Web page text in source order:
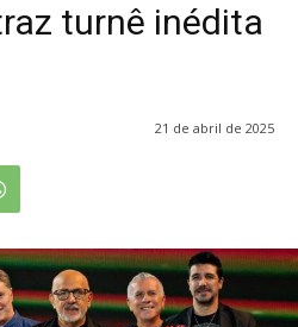
turnê inédita
21 de abril de 2025